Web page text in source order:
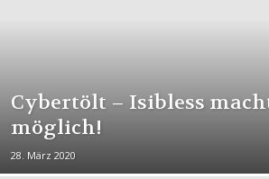
Cybertölt – Isibless
möglich!
28. März 2020